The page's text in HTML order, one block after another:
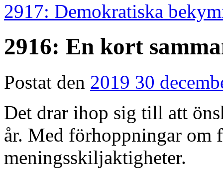
2917: Demokratiska
2916: En kort
Postat den 2019 30
Det drar ihop sig till att
år. Med förhoppningar om
meningsskiljaktigheter.